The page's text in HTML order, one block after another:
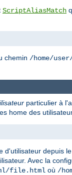
ScriptAliasMatch
chemin /home/
particulier à
home des
depuis
Avec la
file.html où /